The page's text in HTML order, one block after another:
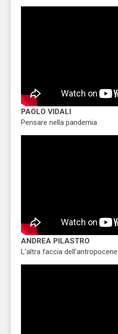
PAOLO VIDALI
Pensare nella pandemia
ANDREA PILASTRO
L’altra faccia dell’antropocene